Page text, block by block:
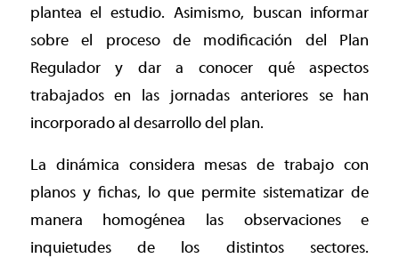
plantea el estudio. Asimismo, buscan informar
sobre el proceso de modificación del Plan
Regulador y dar a conocer qué aspectos
trabajados en las jornadas anteriores se han
incorporado al desarrollo del plan.
La dinámica considera mesas de trabajo con
planos y fichas, lo que permite sistematizar de
manera homogénea las observaciones e
inquietudes de los distintos sectores.